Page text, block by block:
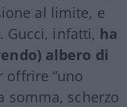
al limite, e
Gucci, infatti, ha
albero di
offrire “uno
somma, scherzo